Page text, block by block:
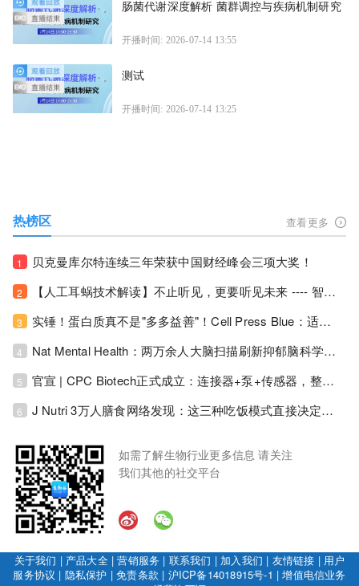
肠菌代谢深度解析 菌群调控与疾病机制研究
开播时间: 2026-07-14 13:55
测试
开播时间: 2026-07-14 13:25
热榜区 查看更多
1 贝克曼库尔特连续三年荣获中国财经峰会三项大奖！
2 【人工耳蜗技术解读】不止听见，更要听见未来 ---- 智能耳蜗，开启人工耳蜗技术新纪元！
3 实锤！蛋白质真不是"多多益善"！Cell Press Blue：适度限蛋白，反而拉长健康寿命！
4 Nat Mental Health：两万余人大脑扫描刷新抑郁脑科学认知！抑郁不只是情绪病，视觉、运动脑区同步受损！
5 官宣 | CPC Biotech正式成立：连接器+泵+传感器，整合生物制药流体管理解决方案！
6 J Nutri 3万人膳食网络发现：这三种吃饭模式直接决定心血管风险与寿命长短！
如需了解生物行业更多信息 请关注
我们其他的社交平台
关于我们 | 产品大全|营销服务 | 联系我们 | 加入我们 | 友情链接 | 用户
服务协议 | 隐私保护 |免责条款 | 沪ICP备14018915号-1 |增值电信业务